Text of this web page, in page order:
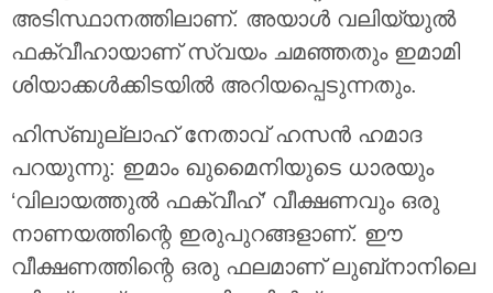
അടിസ്ഥാനത്തിലാണ്. അയാൾ വലിയ്യുൽ
ഫക്വീഹായാണ് സ്വയം ചമഞ്ഞതും ഇമാമി
ശിയാക്കൾക്കിടയിൽ അറിയപ്പെടുന്നതും.
ഹിസ്ബുല്ലാഹ് നേതാവ് ഹസൻ ഹമാദ
പറയുന്നു: ഇമാം ഖുമൈനിയുടെ ധാരയും
‘വിലായത്തുൽ ഫക്വീഹ്’ വീക്ഷണവും ഒരു
നാണയത്തിന്റെ ഇരുപുറങ്ങളാണ്. ഈ
വീക്ഷണത്തിന്റെ ഒരു ഫലമാണ് ലുബ്‌നാനിലെ